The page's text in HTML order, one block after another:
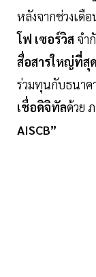
หลังจากช่วงเดื
โฟ เซอร์วิส จำ
สื่อสารใหญ่ที่สุ
ร่วมทุนกับธนาค
เชื่อดิจิทัลด้วย
AISCB”